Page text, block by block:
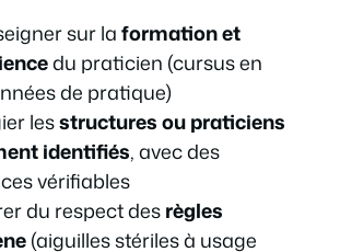
sur laformation et
du praticien (cursus en
de pratique)
lesstructures ou praticiens
identifiés, avec des
vérifiables
du respect desrègles
(aiguilles stériles à usage